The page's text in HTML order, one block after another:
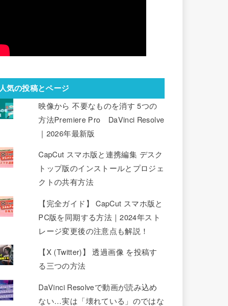
人気の投稿とページ
映像から 不要なものを消す 5つの
方法Premiere Pro DaVinci Resolve
｜2026年最新版
CapCut スマホ版と連携編集 デスク
トップ版のインストールとプロジェ
クトの共有方法
【完全ガイド】 CapCut スマホ版と
PC版を同期する方法｜2024年スト
レージ変更後の注意点も解説！
【X (Twitter)】 透過画像 を投稿す
る三つの方法
DaVinci Resolveで動画が読み込め
ない…実は「壊れている」のではな